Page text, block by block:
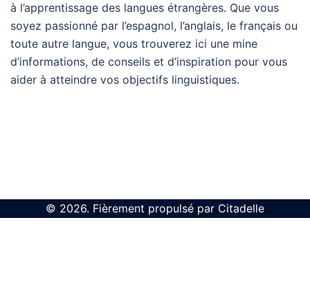
à l’apprentissage des langues étrangères. Que vous
soyez passionné par l’espagnol, l’anglais, le français ou
toute autre langue, vous trouverez ici une mine
d’informations, de conseils et d’inspiration pour vous
aider à atteindre vos objectifs linguistiques.
© 2026. Fièrement propulsé par Citadelle